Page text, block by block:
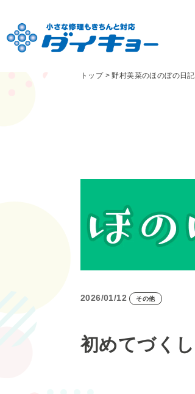
トップ>野村美菜のほのぼの日記
2026/01/12 その他
初めてづくし